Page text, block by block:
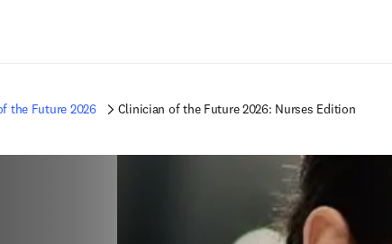
the Future 2026 Clinician of the Future 2026: Nurses Edition